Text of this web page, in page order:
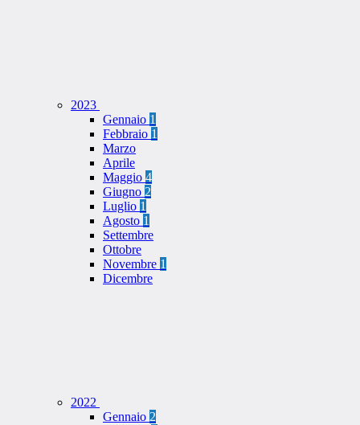
2023
Gennaio 1
Febbraio 1
Marzo
Aprile
Maggio 4
Giugno 2
Luglio 1
Agosto 1
Settembre
Ottobre
Novembre 1
Dicembre
2022
Gennaio 2